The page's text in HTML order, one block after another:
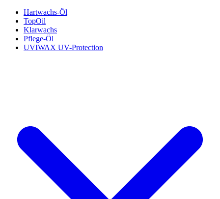
Hartwachs-Öl
TopOil
Klarwachs
Pflege-Öl
UVIWAX UV-Protection